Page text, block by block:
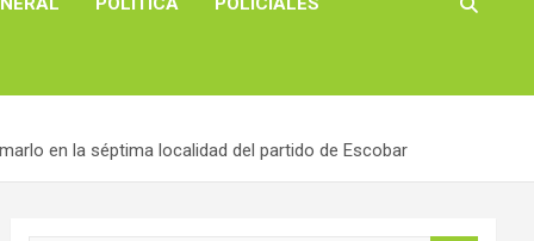
en la séptima localidad del partido de Escobar